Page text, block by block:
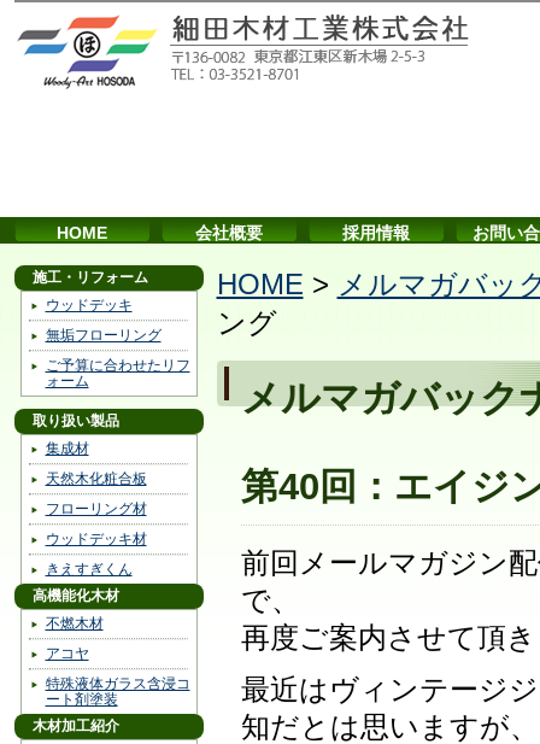
HOME 会社概要 採用情報 お問い
施工・リフォーム
ウッドデッキ
無垢フローリング
ご予算に合わせたリフ
ォーム
取り扱い製品
集成材
天然木化粧合板
フローリング材
ウッドデッキ材
きえすぎくん
高機能化木材
不燃木材
アコヤ
特殊液体ガラス含浸コ
ート剤塗装
木材加工紹介
HOME > メルマガバッ
ング
メルマガバック
第40回：エイジ
前回メールマガジン
で、
再度ご案内させて頂
最近はヴィンテージ
知だとは思いますが、